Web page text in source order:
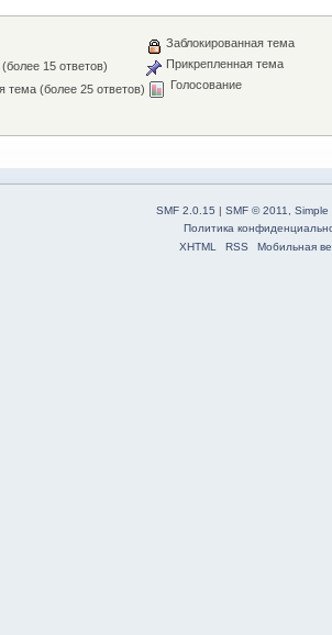
15 ответов)
тема (более 25 ответов)
Заблокированная тема
Прикрепленная тема
Голосование
SMF 2.0.15 | SMF © 2011
Simple
Политика
XHTML
RSS Мобильная